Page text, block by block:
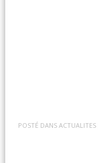
POSTÉ DANSACTUALITES